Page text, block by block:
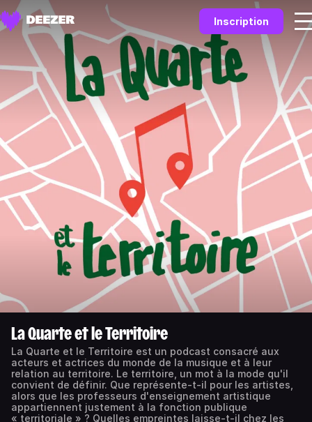
Inscription
La Quarte et le Territoire
La Quarte et le Territoire est un podcast consacré aux
acteurs et actrices du monde de la musique et à leur
relation au territoire. Le territoire, un mot à la mode qu'il
convient de définir. Que représente-t-il pour les artistes,
alors que les professeurs d'enseignement artistique
appartiennent justement à la fonction publique
« territoriale » ? Quelles empreintes laisse-t-il chez les